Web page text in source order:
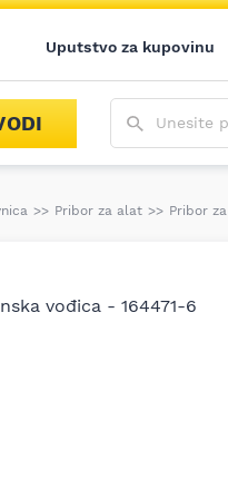
Uputstvo za kupovinu
>> Pribor za alat >> Pribor